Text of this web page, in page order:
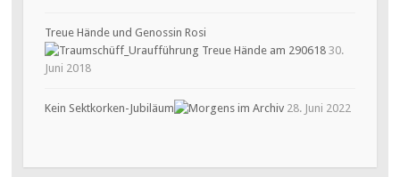
Treue Hände und Genossin Rosi
30.
Juni 2018
Kein Sektkorken-Jubiläum 28. Juni 2022